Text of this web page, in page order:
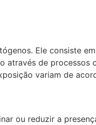
Ele consiste
de
variam de
ou reduzir a